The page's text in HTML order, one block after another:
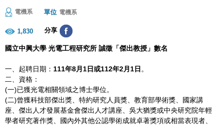
電機系 單位 電機系
1,830 分享
國立中興大學 光電工程研究所 誠徵「傑出教授」數名
一、起聘日期： 111年8月 1日或112年2月 1日 。
二、資格：
(一)已獲光電相關領域之博士學位。
(二)曾獲科技部傑出獎、特約研究人員獎、教育部學術獎、國家講
座、傑出人才發展基金會傑出人才講座、吳大猶獎或中央研究院年輕
學者研究著作獎、國內外其他公認學術成就卓著獎項或相當表現者、